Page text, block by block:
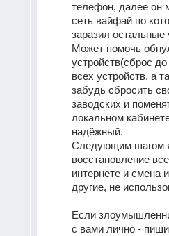
телефон, далее он
сеть вайфай по
заразил остальные
Может помочь
устройств(сброс
всех устройств, а
забудь сбросить
заводских и
локальном
надёжный.
Следующим шагом
восстановление
интернете и смена
другие, не
Если
с вами лично -